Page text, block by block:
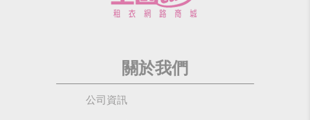
關於我們
公司資訊